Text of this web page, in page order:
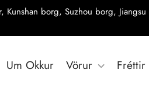
borg, Suzhou borg, Jiangsu
Um Okkur Vörur Fréttir